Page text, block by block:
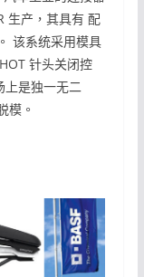
生产，其具有 配
该系统采用模具
针头关闭控
上是独一无二
模。